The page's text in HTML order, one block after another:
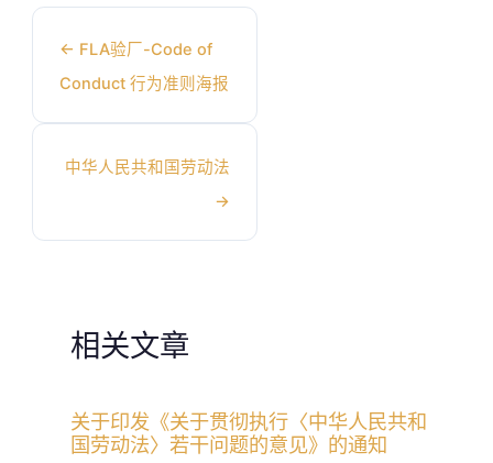
← FLA验厂-Code of
Conduct 行为准则海报
中华人民共和国劳动法
→
相关文章
关于印发《关于贯彻执行〈中华人民共和
国劳动法〉若干问题的意见》的通知